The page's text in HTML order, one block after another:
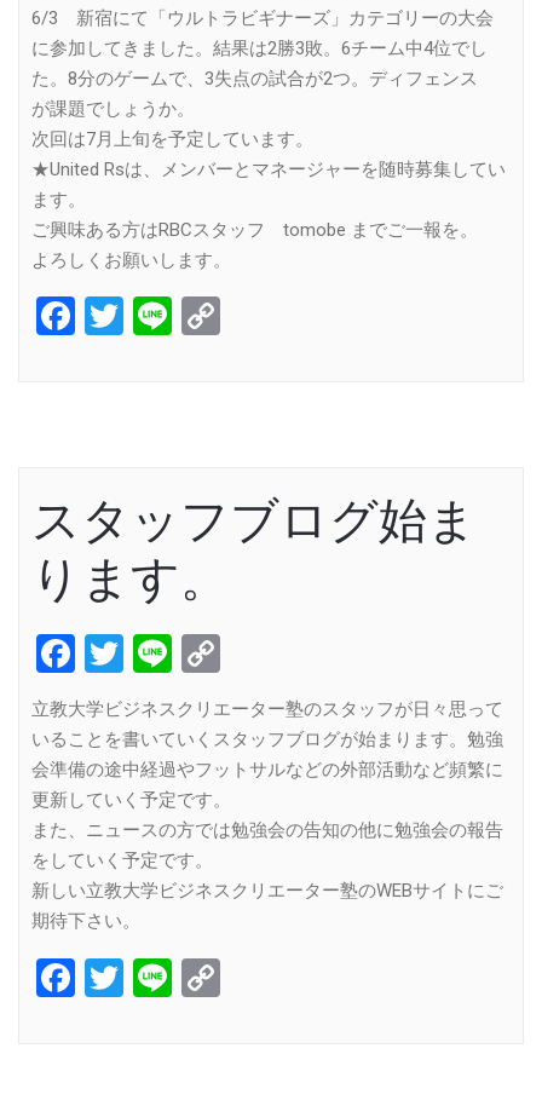
6/3 新宿にて「ウルトラビギナーズ」カテゴリーの大会
に参加してきました。結果は2勝3敗。6チーム中4位でし
た。8分のゲームで、3失点の試合が2つ。ディフェンス
が課題でしょうか。
次回は7月上旬を予定しています。
★United Rsは、メンバーとマネージャーを随時募集してい
ます。
ご興味ある方はRBCスタッフ tomobe までご一報を。
よろしくお願いします。
Facebook
Twitter
Line
スタッフブログ始ま
ります。
Facebook
Twitter
Line
Link
立教大学ビジネスクリエーター塾のスタッフが日々思って
いることを書いていくスタッフブログが始まります。勉強
会準備の途中経過やフットサルなどの外部活動など頻繁に
更新していく予定です。
また、ニュースの方では勉強会の告知の他に勉強会の報告
をしていく予定です。
新しい立教大学ビジネスクリエーター塾のWEBサイトにご
期待下さい。
Facebook
Twitter
Line